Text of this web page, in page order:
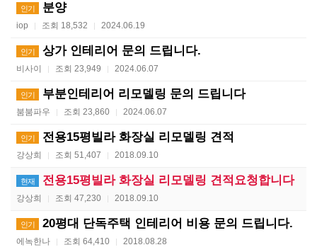
인기 분양
iop | 조회 18,532 | 2024.06.19
인기 상가 인테리어 문의 드립니다.
비사이 | 조회 23,949 | 2024.06.07
인기 부분인테리어 리모델링 문의 드립니다
붐붐파우 | 조회 23,860 | 2024.06.07
인기 전용15평빌라 화장실 리모델링 견적
강상희 | 조회 51,407 | 2018.09.10
현재 전용15평빌라 화장실 리모델링 견적요청합니다
강상희 | 조회 47,230 | 2018.09.10
인기 20평대 단독주택 인테리어 비용 문의 드립니다.
에녹한나 | 조회 64,410 | 2018.08.28